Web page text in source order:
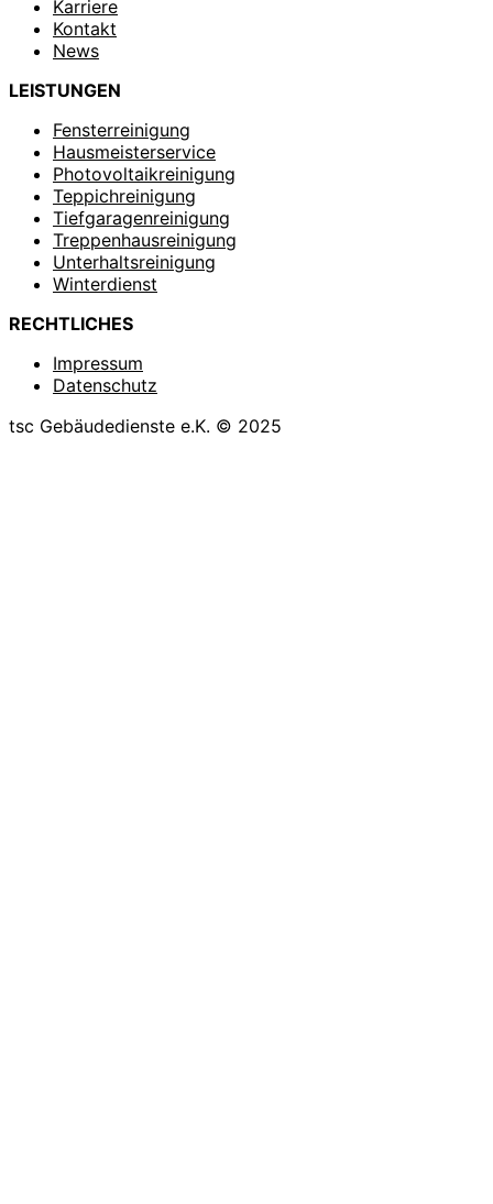
Karriere
Kontakt
News
LEISTUNGEN
Fensterreinigung
Hausmeisterservice
Photovoltaikreinigung
Teppichreinigung
Tiefgaragenreinigung
Treppenhausreinigung
Unterhaltsreinigung
Winterdienst
RECHTLICHES
Impressum
Datenschutz
tsc Gebäudedienste e.K. © 2025